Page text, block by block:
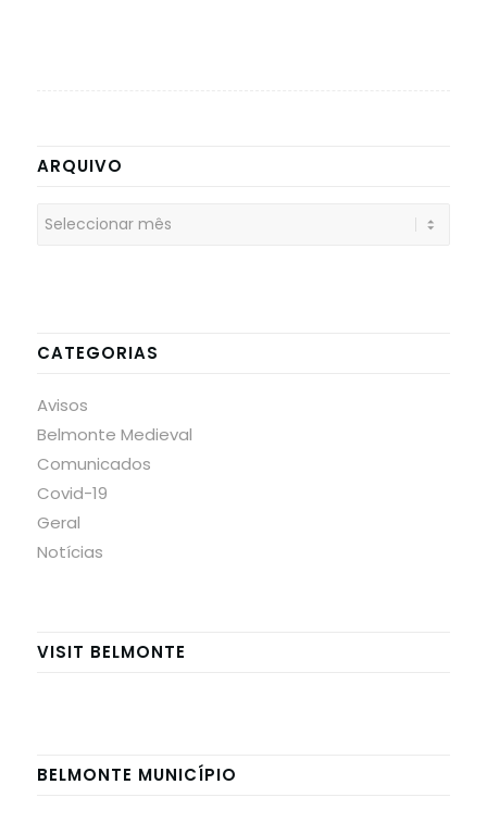
ARQUIVO
CATEGORIAS
Avisos
Belmonte Medieval
Comunicados
Covid-19
Geral
Notícias
VISIT BELMONTE
BELMONTE MUNICÍPIO